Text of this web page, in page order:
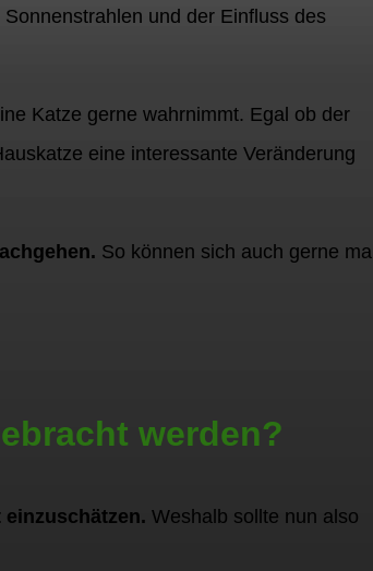
und der Einfluss des
Katze gerne wahrnimmt. Egal ob der
eine interessante Veränderung
So können sich auch gerne mal
werden?
Weshalb sollte nun also